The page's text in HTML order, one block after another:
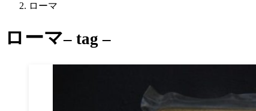
ローマ
ローマ– tag –